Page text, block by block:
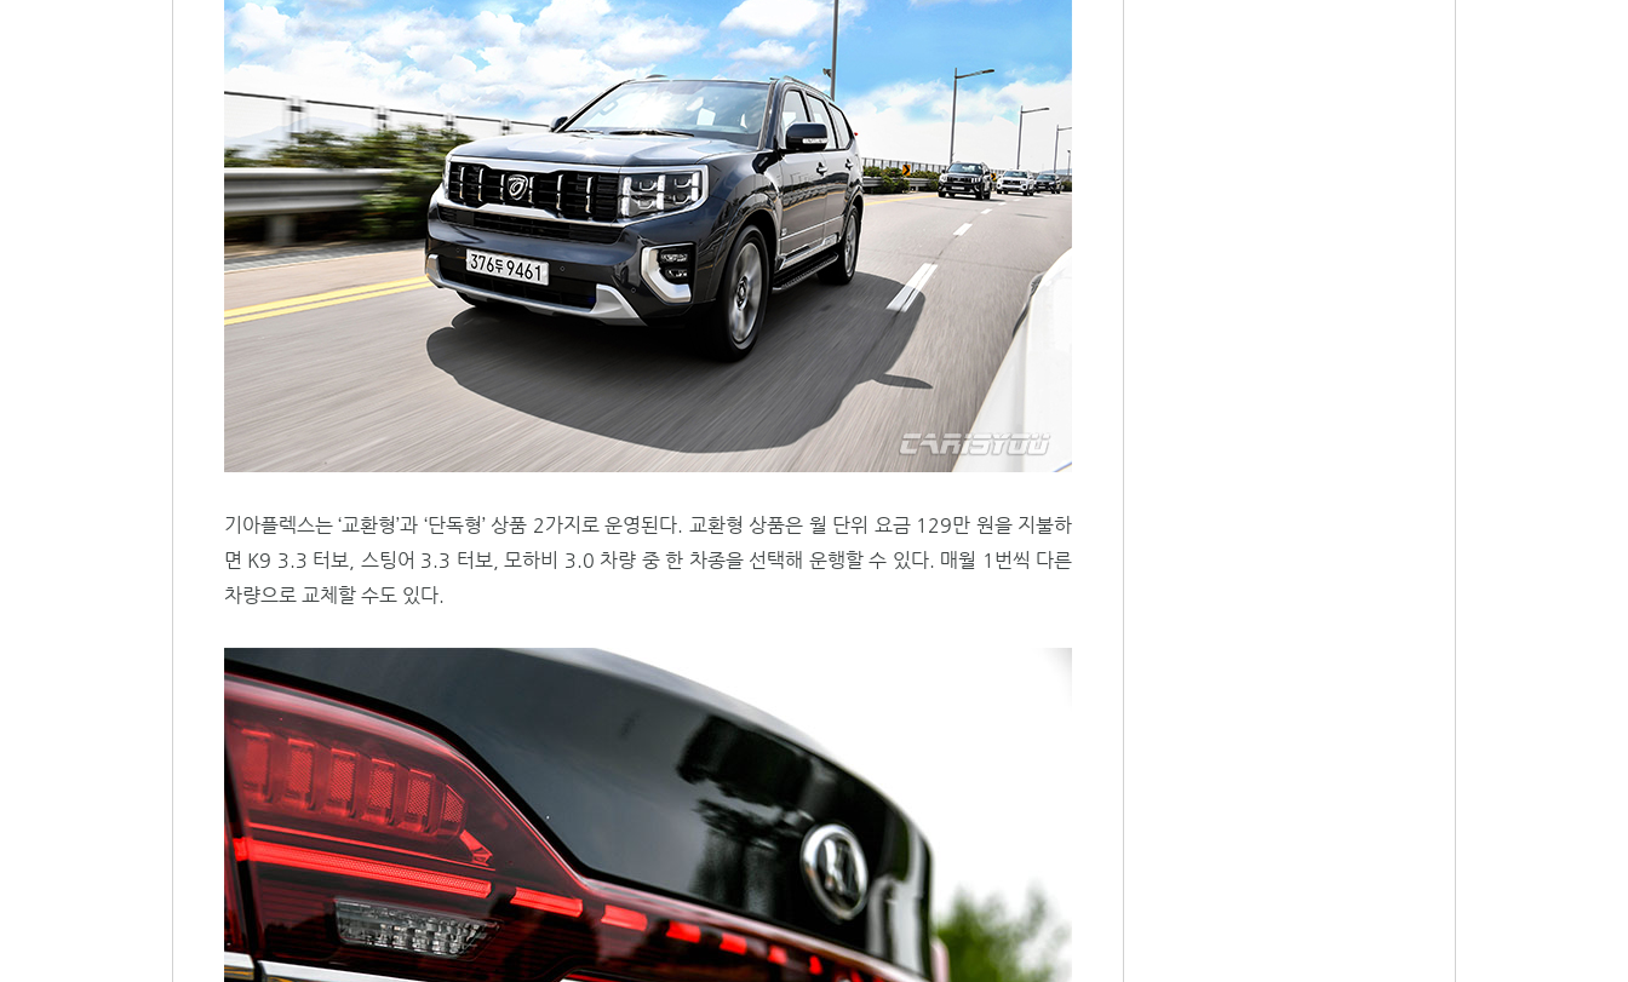
기아플렉스는 ‘교환형’과 ‘단독형’ 상품 2가지로 운영된다. 교환형 상품은 월 단위 요금 129만 원을 지불하
면 K9 3.3 터보, 스팅어 3.3 터보, 모하비 3.0 차량 중 한 차종을 선택해 운행할 수 있다. 매월 1번씩 다른
차량으로 교체할 수도 있다.